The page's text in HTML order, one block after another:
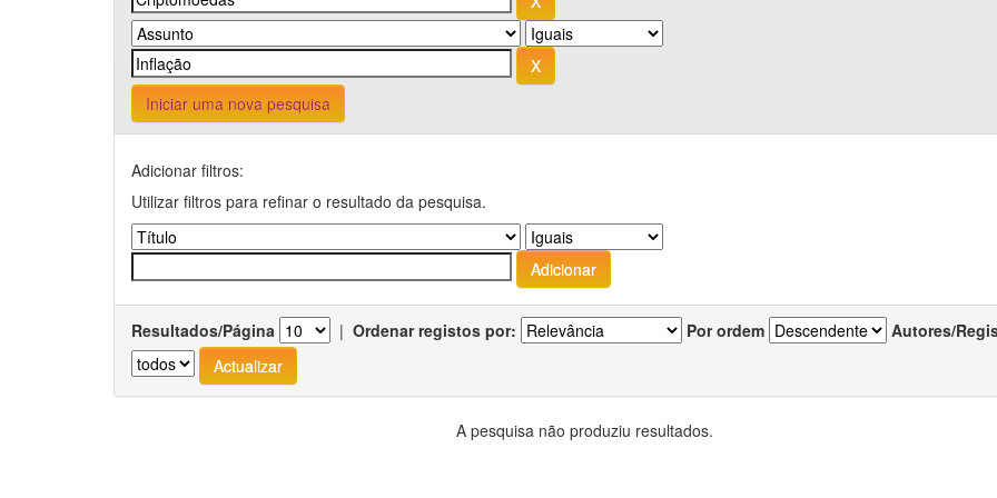
Iniciar uma nova pesquisa
Adicionar filtros:
Utilizar filtros para refinar o resultado da pesquisa.
Resultados/Página | Ordenar registos por: Por ordem Autores/
A pesquisa não produziu resultados.